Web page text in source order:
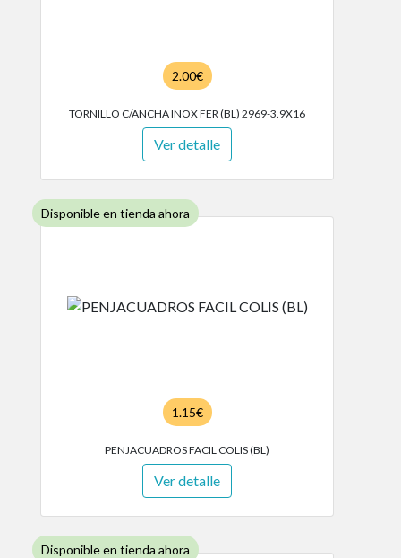
2.00€
TORNILLO C/ANCHA INOX FER (BL) 2969-3.9X16
Ver detalle
Disponible en tienda ahora
1.15€
PENJACUADROS FACIL COLIS (BL)
Ver detalle
Disponible en tienda ahora